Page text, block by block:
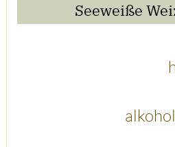
Seeweiße